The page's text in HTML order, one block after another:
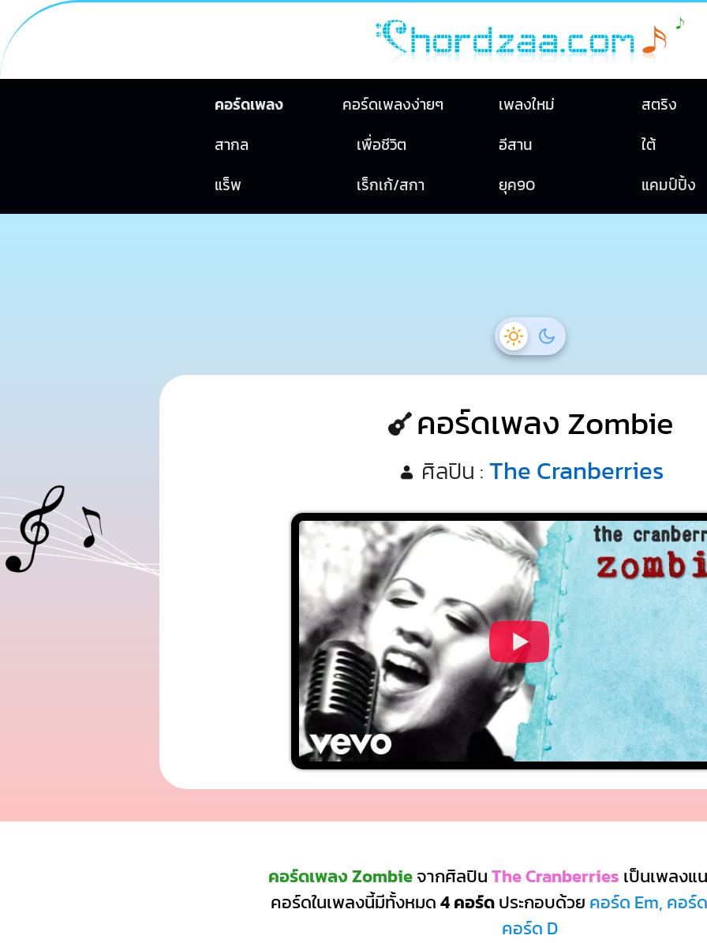
คอร์ดเพลง คอร์ดเพลงง่ายๆ เพลงใหม่ สตริง
สากล
เพื่อชีวิต อีสาน ใต้
แร็พ
เร็กเก้/สกา ยุค90 แคมป์ปิ้ง
คอร์ดเพลง Zombie
ศิลปิน :The Cranberries
คอร์ดเพลง ZombieจากศิลปินThe Cranberries เป็นเพลงแ
คอร์ดในเพลงนี้มีทั้งหมด4 คอร์ดประกอบด้วย คอร์ด Em, คอร์
คอร์ด D